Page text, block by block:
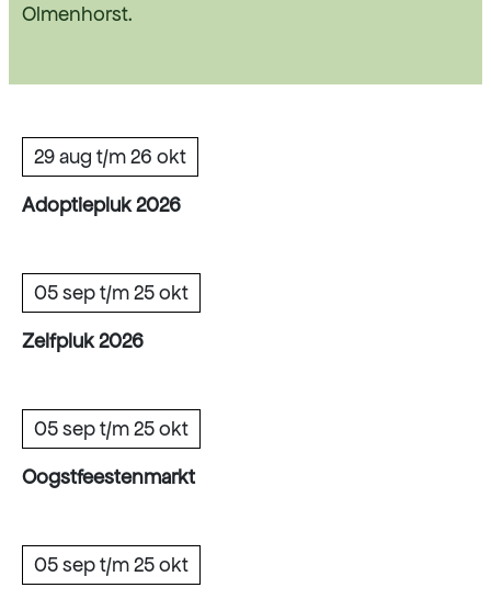
Olmenhorst.
29 aug t/m 26 okt
Adoptiepluk 2026
05 sep t/m 25 okt
Zelfpluk 2026
05 sep t/m 25 okt
Oogstfeestenmarkt
05 sep t/m 25 okt